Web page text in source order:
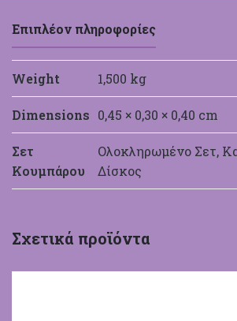
Επιπλέον πληροφορίες
Weight 1,500 kg
Dimensions 0,45 × 0,30 × 0,40 cm
Σετ
Κουμπάρου
Ολοκληρωμένο Σετ,
Δίσκος
Σχετικά προϊόντα